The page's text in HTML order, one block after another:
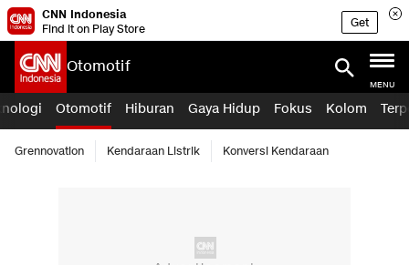
CNN Indonesia
Find it on Play Store
Get
Otomotif
MENU
Otomotif Hiburan Gaya Hidup Fokus Kolom
Grennovation Kendaraan Listrik Konversi Kendaraan